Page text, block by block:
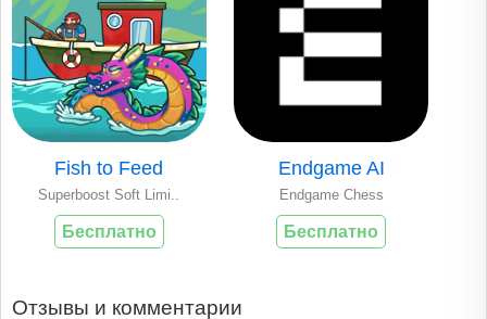
Fish to Feed
Superboost Soft Limi..
Бесплатно
Endgame AI
Endgame Chess
Бесплатно
Отзывы и комментарии